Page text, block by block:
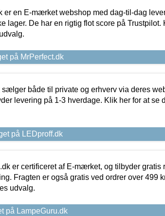
er en E-mærket webshop med dag-til-dag
lager. De har en rigtig flot score på Trustpilot.
på MrPerfect.dk
sælger både til private og erhverv via deres
levering på 1-3 hverdage. Klik her for at se
på LEDproff.dk
er certificeret af E-mærket, og tilbyder gratis
Fragten er også gratis ved ordrer over 499
udvalg.
på LampeGuru.dk